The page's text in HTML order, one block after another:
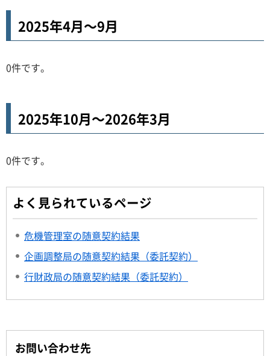
2025年4月～9月
0件です。
2025年10月～2026年3月
0件です。
よく見られているページ
危機管理室の随意契約結果
企画調整局の随意契約結果（委託契約）
行財政局の随意契約結果（委託契約）
お問い合わせ先